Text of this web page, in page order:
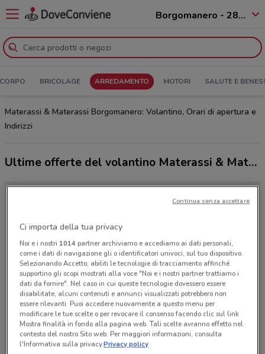
Borgomanero - 28021
BRICOLAGE ARREDAMENTO MOTORI SALUTE E
Materassi & Materassi Borgomanero: Volantino, Orari di apertura e
Indirizzi
Ultime offerte del volantino Materassi & Materassi
Ci dispiace, al momento non abbiamo pubblicato
volantini nella tua zona. Riprova più tardi.
Ci importa della tua privacy
Noi e i nostri 1014partner archiviamo e accediamo ai dati personali,
come i dati di navigazione gli o identificatori univoci, sul tuo dispositivo.
Selezionando Accetto, abiliti le tecnologie di tracciamento affinché
supportino gli scopi mostrati alla voce "Noi e i nostri partner trattiamo i
dati da fornire". Nel caso in cui queste tecnologie dovessero essere
disabilitate, alcuni contenuti e annunci visualizzati potrebbero non
essere rilevanti. Puoi accedere nuovamente a questo menu per
modificare le tue scelte o per revocare il consenso facendo clic sul link
Mostra finalità in fondo alla pagina web. Tali scelte avranno effetto nel
contesto del nostro Sito web. Per maggiori informazioni, consulta
l'Informativa sulla privacy.Privacy policy
Continua senza accettare